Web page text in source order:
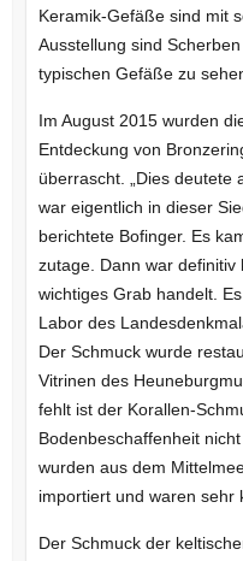
Keramik-Gefäße sind mit
Ausstellung sind
typischen Gefäße zu
Im August 2015 wurden
Entdeckung von
überrascht. „Dies deutete
war eigentlich in dieser
berichtete Bofinger. Es
zutage. Dann war definitiv
wichtiges Grab handelt.
Labor des
Der Schmuck wurde
Vitrinen des
fehlt ist der Korallen-
Bodenbeschaffenheit
wurden aus dem
importiert und waren sehr
Der Schmuck der